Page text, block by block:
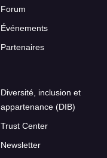
Forum
Événements
Partenaires
Diversité, inclusion et
appartenance (DIB)
Trust Center
Newsletter